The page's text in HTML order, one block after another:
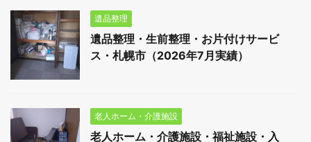
遺品整理
遺品整理・生前整理・お片付けサービ
ス・札幌市（2026年7月実績）
老人ホーム・介護施設
老人ホーム・介護施設・福祉施設・入